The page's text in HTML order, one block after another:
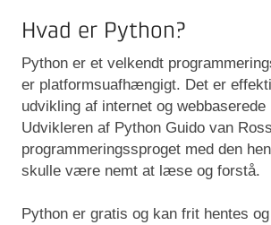
Hvad er Python?
Python er et velkendt
er platformsuafhængigt. Det er
udvikling af internet og webbaserede
Udvikleren af Python Guido van
programmeringssproget med den
skulle være nemt at læse og forstå.
Python er gratis og kan frit hentes